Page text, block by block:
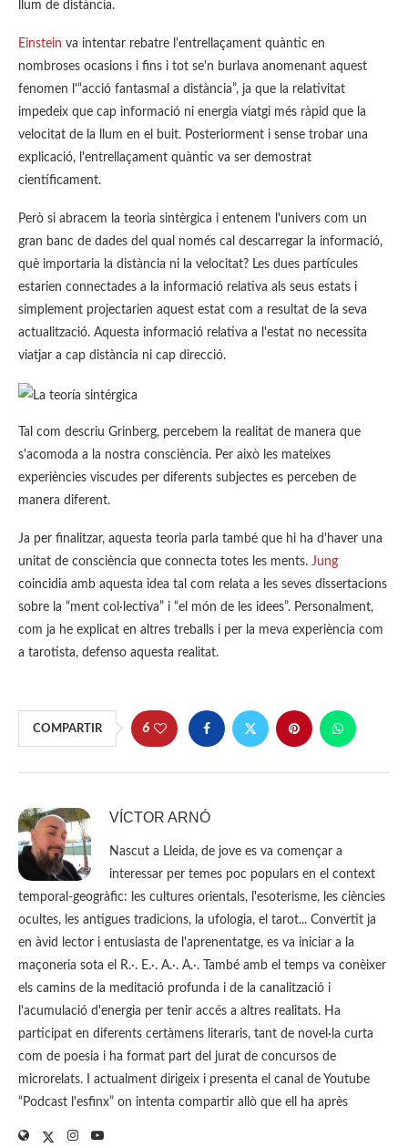
llum de distància.
Einstein va intentar rebatre l'entrellaçament quàntic en
nombroses ocasions i fins i tot se'n burlava anomenant aquest
fenomen l'“acció fantasmal a distància”, ja que la relativitat
impedeix que cap informació ni energia viatgi més ràpid que la
velocitat de la llum en el buit. Posteriorment i sense trobar una
explicació, l'entrellaçament quàntic va ser demostrat
científicament.
Però si abracem la teoria sintèrgica i entenem l'univers com un
gran banc de dades del qual només cal descarregar la informació,
què importaria la distància ni la velocitat? Les dues partícules
estarien connectades a la informació relativa als seus estats i
simplement projectarien aquest estat com a resultat de la seva
actualització. Aquesta informació relativa a l'estat no necessita
viatjar a cap distància ni cap direcció.
Tal com descriu Grinberg, percebem la realitat de manera que
s'acomoda a la nostra consciència. Per això les mateixes
experiències viscudes per diferents subjectes es perceben de
manera diferent.
Ja per finalitzar, aquesta teoria parla també que hi ha d'haver una
unitat de consciència que connecta totes les ments. Jung
coincidia amb aquesta idea tal com relata a les seves dissertacions
sobre la “ment col·lectiva” i “el món de les idees”. Personalment,
com ja he explicat en altres treballs i per la meva experiència com
a tarotista, defenso aquesta realitat.
COMPARTIR 6
VÍCTOR ARNÓ
Nascut a Lleida, de jove es va començar a
interessar per temes poc populars en el context
temporal-geogràfic: les cultures orientals, l'esoterisme, les ciències
ocultes, les antigues tradicions, la ufologia, el tarot... Convertit ja
en àvid lector i entusiasta de l'aprenentatge, es va iniciar a la
maçoneria sota el R.·. E.·. A.·. A.·. També amb el temps va conèixer
els camins de la meditació profunda i de la canalització i
l'acumulació d'energia per tenir accés a altres realitats. Ha
participat en diferents certàmens literaris, tant de novel·la curta
com de poesia i ha format part del jurat de concursos de
microrelats. I actualment dirigeix i presenta el canal de Youtube
“Podcast l'esfinx” on intenta compartir allò que ell ha après